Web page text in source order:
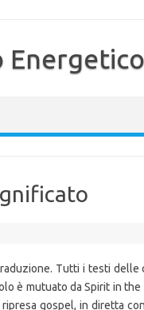
Tutti i testi
è mutuato da Spirit in
gospel, in diretta